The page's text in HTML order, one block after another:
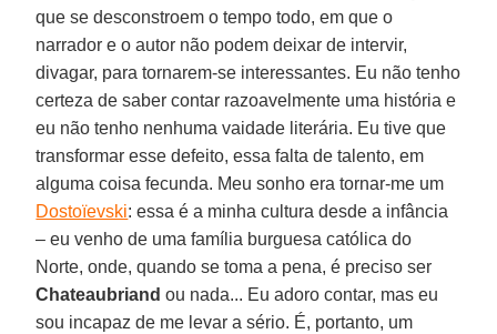
que se desconstroem o tempo todo, em que o
narrador e o autor não podem deixar de intervir,
divagar, para tornarem-se interessantes. Eu não tenho
certeza de saber contar razoavelmente uma história e
eu não tenho nenhuma vaidade literária. Eu tive que
transformar esse defeito, essa falta de talento, em
alguma coisa fecunda. Meu sonho era tornar-me um
Dostoïevski: essa é a minha cultura desde a infância
– eu venho de uma família burguesa católica do
Norte, onde, quando se toma a pena, é preciso ser
Chateaubriand ou nada... Eu adoro contar, mas eu
sou incapaz de me levar a sério. É, portanto, um